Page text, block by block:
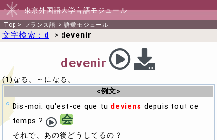
東京外国語大学言語モジュール
Top > フランス語 >語彙モジュール
文字検索： d > devenir
devenir
(1)なる。～になる。
<例文>
Dis-moi, qu'est-ce que tu deviens depuis tout ce
temps ?
会
それで、あの後どうしてるの？